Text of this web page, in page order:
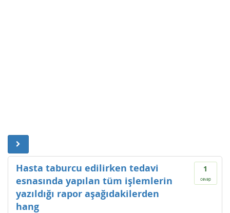
1
cevap
Hasta taburcu edilirken tedavi
esnasında yapılan tüm işlemlerin
yazıldığı rapor aşağıdakilerden
hang